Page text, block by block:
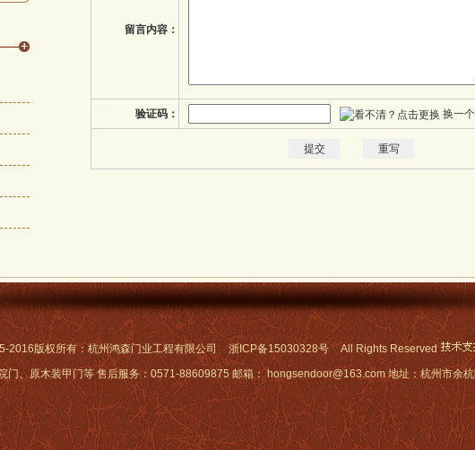
留言内容：
验证码：
换一个
2016版权所有：杭州鸿森门业工程有限公司 浙ICP备15030328号
All Rights Reserved
门、原木装甲门等 售后服务：0571-88609875 邮箱： hongsendoor@163.com 地址：杭州市余